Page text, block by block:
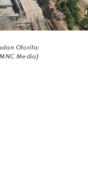
Otorita:
Media)